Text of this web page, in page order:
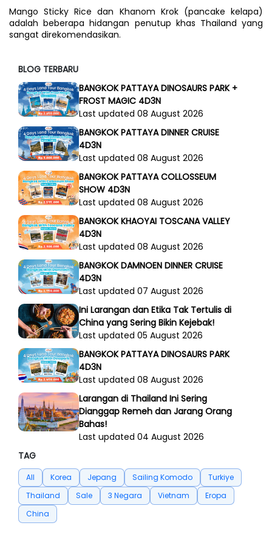
Mango Sticky Rice dan Khanom Krok (pancake kelapa)
adalah beberapa hidangan penutup khas Thailand yang
sangat direkomendasikan.
BLOG TERBARU
BANGKOK PATTAYA DINOSAURS PARK +
FROST MAGIC 4D3N
Last updated 08 August 2026
BANGKOK PATTAYA DINNER CRUISE
4D3N
Last updated 08 August 2026
BANGKOK PATTAYA COLLOSSEUM
SHOW 4D3N
Last updated 08 August 2026
BANGKOK KHAOYAI TOSCANA VALLEY
4D3N
Last updated 08 August 2026
BANGKOK DAMNOEN DINNER CRUISE
4D3N
Last updated 07 August 2026
Ini Larangan dan Etika Tak Tertulis di
China yang Sering Bikin Kejebak!
Last updated 05 August 2026
BANGKOK PATTAYA DINOSAURS PARK
4D3N
Last updated 08 August 2026
Larangan di Thailand Ini Sering
Dianggap Remeh dan Jarang Orang
Bahas!
Last updated 04 August 2026
TAG
All Korea Jepang Sailing Komodo
Turkiye
Thailand
Sale 3 Negara Vietnam
Eropa
China